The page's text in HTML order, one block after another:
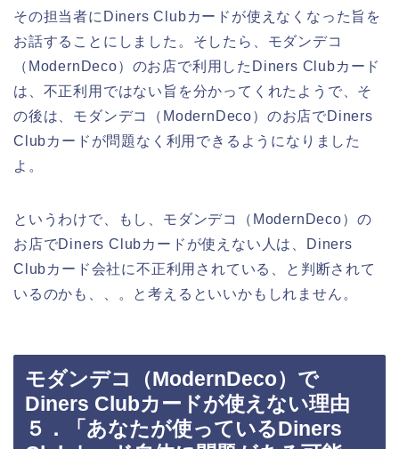
その担当者にDiners Clubカードが使えなくなった旨を
お話することにしました。そしたら、モダンデコ
（ModernDeco）のお店で利用したDiners Clubカード
は、不正利用ではない旨を分かってくれたようで、そ
の後は、モダンデコ（ModernDeco）のお店でDiners
Clubカードが問題なく利用できるようになりました
よ。
というわけで、もし、モダンデコ（ModernDeco）の
お店でDiners Clubカードが使えない人は、Diners
Clubカード会社に不正利用されている、と判断されて
いるのかも、、。と考えるといいかもしれません。
モダンデコ（ModernDeco）で
Diners Clubカードが使えない理由
５．「あなたが使っているDiners